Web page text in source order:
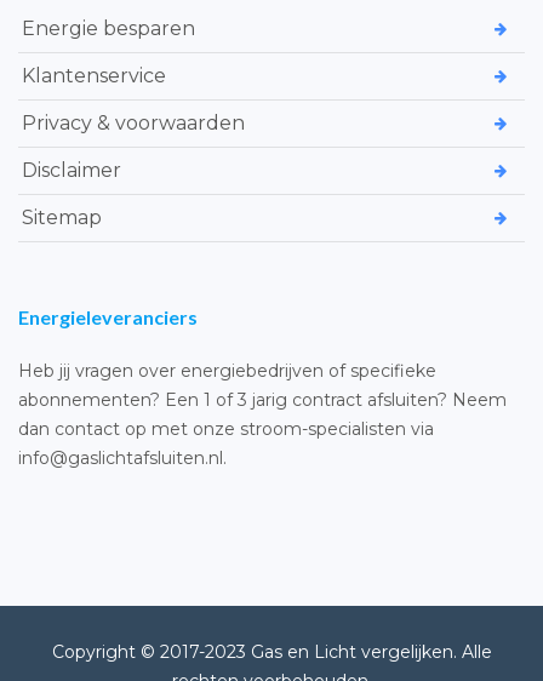
Energie besparen
Klantenservice
Privacy & voorwaarden
Disclaimer
Sitemap
Energieleveranciers
Heb jij vragen over energiebedrijven of specifieke
abonnementen? Een 1 of 3 jarig contract afsluiten? Neem
dan contact op met onze stroom-specialisten via
info@gaslichtafsluiten.nl.
Copyright © 2017-2023 Gas en Licht vergelijken. Alle